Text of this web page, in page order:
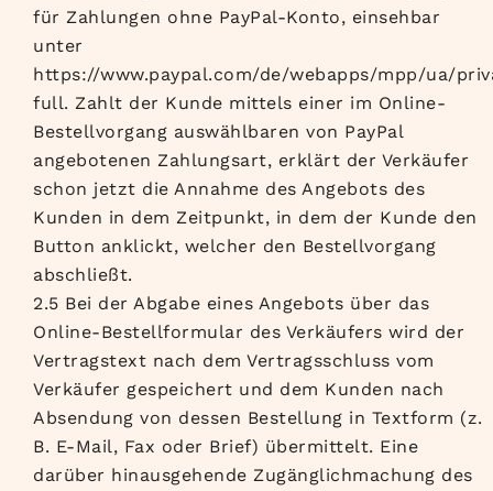
für Zahlungen ohne PayPal-Konto, einsehbar
unter
https://www.paypal.com/de/webapps/mpp/ua/
full. Zahlt der Kunde mittels einer im Online-
Bestellvorgang auswählbaren von PayPal
angebotenen Zahlungsart, erklärt der Verkäufer
schon jetzt die Annahme des Angebots des
Kunden in dem Zeitpunkt, in dem der Kunde den
Button anklickt, welcher den Bestellvorgang
abschließt.
2.5 Bei der Abgabe eines Angebots über das
Online-Bestellformular des Verkäufers wird der
Vertragstext nach dem Vertragsschluss vom
Verkäufer gespeichert und dem Kunden nach
Absendung von dessen Bestellung in Textform (z.
B. E-Mail, Fax oder Brief) übermittelt. Eine
darüber hinausgehende Zugänglichmachung des